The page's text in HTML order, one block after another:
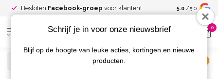
Besloten Facebook-groep voor klanten! Spaar voor
kortingen
5.0 /5.0
MENU
0
Schrijf je in voor onze nieuwsbrief
Blijf op de hoogte van leuke acties, kortingen en nieuwe
producten.